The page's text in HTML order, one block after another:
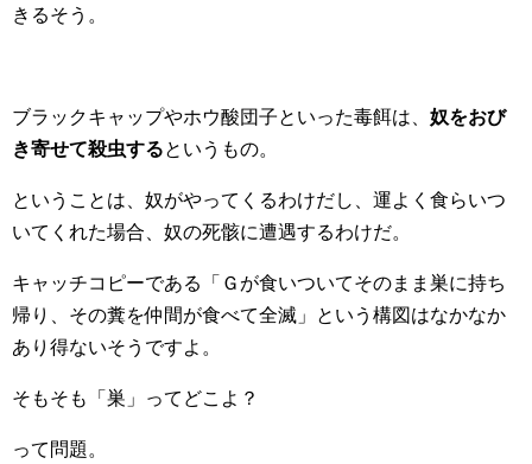
きるそう。
ブラックキャップやホウ酸団子といった毒餌は、 奴をおび
き寄せて殺虫するというもの。
ということは、奴がやってくるわけだし、運よく食らいつ
いてくれた場合、奴の死骸に遭遇するわけだ。
キャッチコピーである「Ｇが食いついてそのまま巣に持ち
帰り、その糞を仲間が食べて全滅」という構図はなかなか
あり得ないそうですよ。
そもそも「巣」ってどこよ？
って問題。